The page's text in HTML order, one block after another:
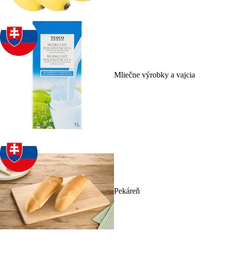
Mliečne výrobky a vajcia
Pekáreň